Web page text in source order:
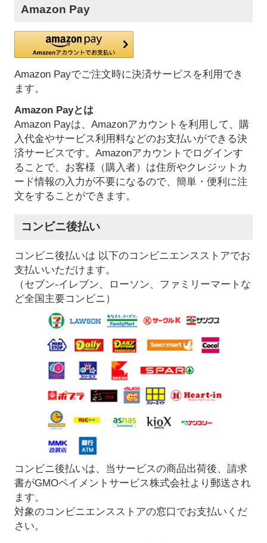
Amazon Pay
Amazon Payでご注文時に決済サービスを利用でき
ます。
Amazon Payとは
Amazon Payは、Amazonアカウントを利用して、購
入代金やサービス利用料などのお支払いができる決
済サービスです。Amazonアカウントでログインす
ることで、お客様（購入者）は住所やクレジットカ
ード情報の入力が不要になるので、簡単・便利に注
文をすることができます。
コンビニ後払い
コンビニ後払いは 以下のコンビニエンスストアでお
支払いいただけます。
（セブン-イレブン、ローソン、ファミリーマートな
ど全国主要コンビニ）
コンビニ後払いは、当サービスの商品出荷後、請求
書がGMOペイメントサービス株式会社より郵送され
ます。
対象のコンビニエンスストアの窓口でお支払いくだ
さい。